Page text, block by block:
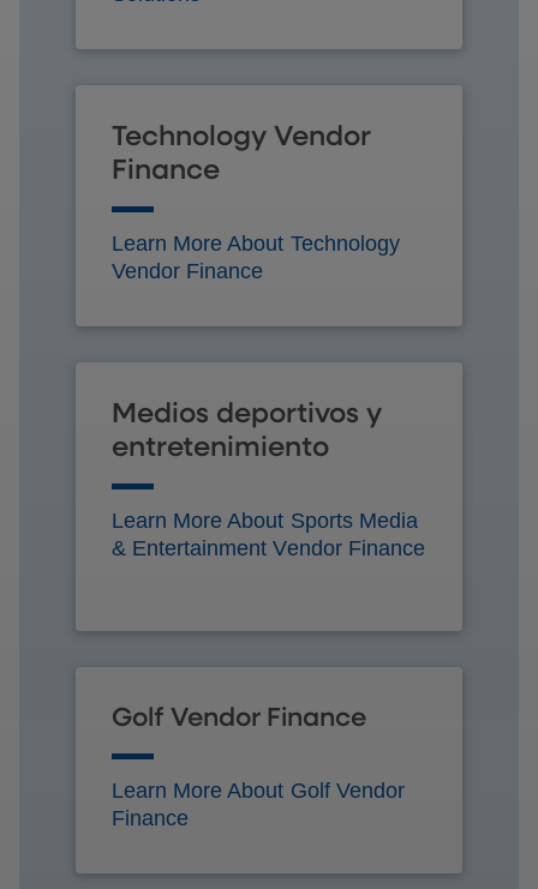
Technology Vendor
Finance
Learn More About Technology
Vendor Finance
Medios deportivos y
entretenimiento
Learn More About Sports Media
& Entertainment Vendor Finance
Golf Vendor Finance
Learn More About Golf Vendor
Finance